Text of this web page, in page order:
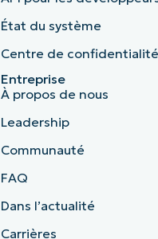
État du système
Centre de confidentialité
Entreprise
À propos de nous
Leadership
Communauté
FAQ
Dans l’actualité
Carrières